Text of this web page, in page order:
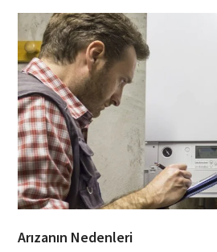
Arızanın Nedenleri